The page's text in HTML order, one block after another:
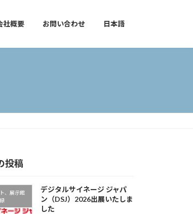
社概要 お問い合わせ 日本語
投稿
、展示館
デジタルサイネージ ジャパ
ン（DSJ）2026出展いたしま
した